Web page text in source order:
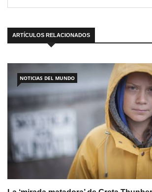
ARTÍCULOS RELACIONADOS
NOTICIAS DEL MUNDO